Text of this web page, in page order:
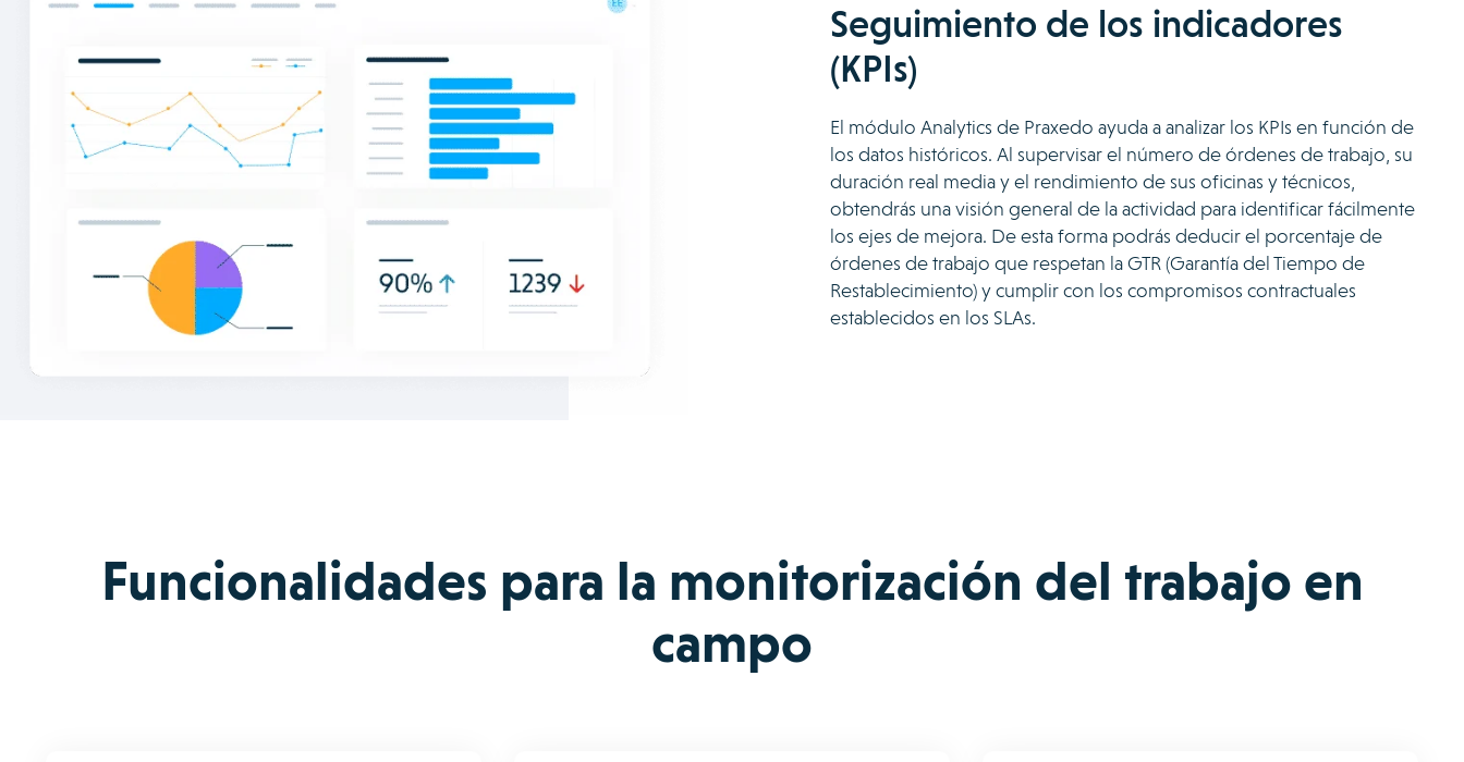
Seguimiento de los indicadores
(KPIs)
El módulo Analytics de Praxedo ayuda a analizar los KPIs en función de
los datos históricos. Al supervisar el número de órdenes de trabajo, su
duración real media y el rendimiento de sus oficinas y técnicos,
obtendrás una visión general de la actividad para identificar fácilmente
los ejes de mejora. De esta forma podrás deducir el porcentaje de
órdenes de trabajo que respetan la GTR (Garantía del Tiempo de
Restablecimiento) y cumplir con los compromisos contractuales
establecidos en los SLAs.
Funcionalidades para la monitorización del trabajo en
campo